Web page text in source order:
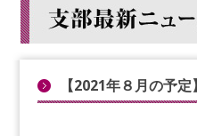
【2021年８月の予定】